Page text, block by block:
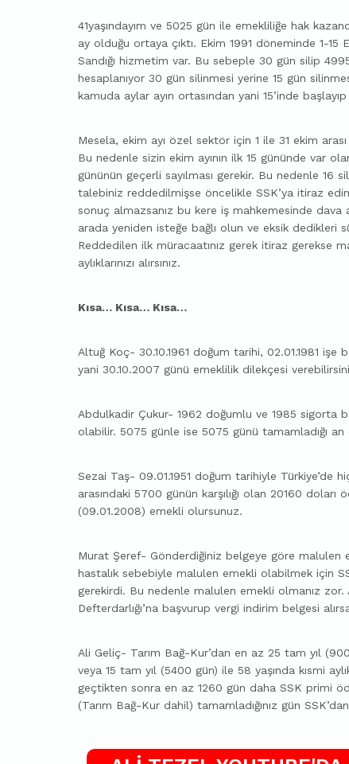
41yaşındayım ve 5025 gün ile emekliliğe hak
ay olduğu ortaya çıktı. Ekim 1991 döneminde 1-
Sandığı hizmetim var. Bu sebeple 30 gün silip
hesaplanıyor 30 gün silinmesi yerine 15 gün
kamuda aylar ayın ortasından yani 15’inde
Mesela, ekim ayı özel sektör için 1 ile 31 ekim
Bu nedenle sizin ekim ayının ilk 15 gününde var
gününün geçerli sayılması gerekir. Bu nedenle
talebiniz reddedilmişse öncelikle SSK’ya itiraz
sonuç almazsanız bu kere iş mahkemesinde
arada yeniden isteğe bağlı olun ve eksik dedikleri
Reddedilen ilk müracaatınız gerek itiraz gerekse
aylıklarınızı alırsınız.
Kısa… Kısa… Kısa…
Altuğ Koç- 30.10.1961 doğum tarihi, 02.01.1981 işe
yani 30.10.2007 günü emeklilik dilekçesi
Abdulkadir Çukur- 1962 doğumlu ve 1985 sigorta
olabilir. 5075 günle ise 5075 günü tamamladığı an
Sezai Taş- 09.01.1951 doğum tarihiyle Türkiye’de
arasındaki 5700 günün karşılığı olan 20160
(09.01.2008) emekli olursunuz.
Murat Şeref- Gönderdiğiniz belgeye göre malulen
hastalık sebebiyle malulen emekli olabilmek için
gerekirdi. Bu nedenle malulen emekli olmanız
Defterdarlığı’na başvurup vergi indirim belgesi
Ali Geliç- Tarım Bağ-Kur’dan en az 25 tam yıl
veya 15 tam yıl (5400 gün) ile 58 yaşında kısmi
geçtikten sonra en az 1260 gün daha SSK primi
(Tarım Bağ-Kur dahil) tamamladığınız gün